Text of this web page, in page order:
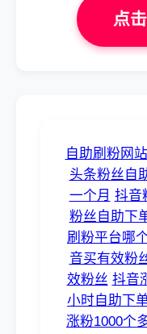
点
自助刷粉网站
头条粉丝自
一个月 抖音
粉丝自助下
刷粉平台哪
音买有效粉
效粉丝 抖音
小时自助下
涨粉1000个